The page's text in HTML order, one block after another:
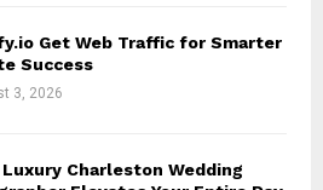
Get Web Traffic for Smarter
Success
3, 2026
Luxury Charleston Wedding